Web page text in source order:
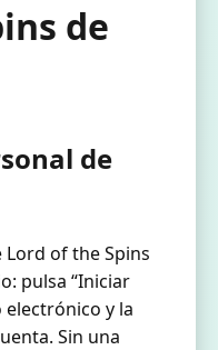
de
de
Lord of the Spins
pulsa “Iniciar
y la
Sin una